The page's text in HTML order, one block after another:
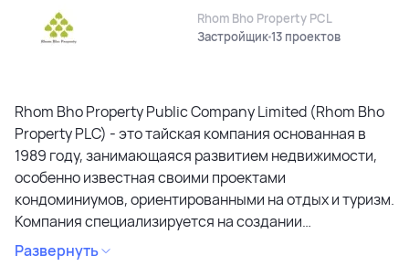
Rhom Bho Property PCL
Застройщик13 проектов
Rhom Bho Property Public Company Limited (Rhom Bho
Property PLC) - это тайская компания основанная в
1989 году, занимающаяся развитием недвижимости,
особенно известная своими проектами
кондоминиумов, ориентированными на отдых и туризм.
Компания специализируется на создании
кондоминиумов в привлекательных районах, уделяя
особое внимание дизайну, качеству строительства и
Развернуть